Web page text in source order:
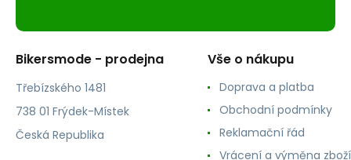
Bikersmode - prodejna
Třebízského 1481
738 01 Frýdek-Místek
Česká Republika
Vše o nákupu
Doprava a platba
Obchodní podmínky
Reklamační řád
Vrácení a výměna zboží